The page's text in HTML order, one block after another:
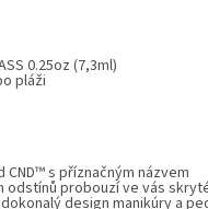
0.25oz (7,3ml)
pláži
s příznačným názvem
odstínů probouzí ve vás
design manikúry a